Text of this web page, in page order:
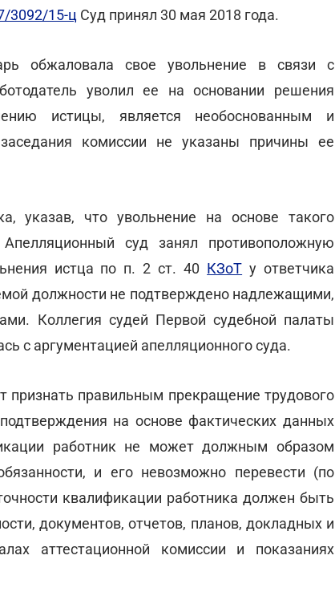
3092/15-ц Суд принял 30 мая 2018 года.
обжаловала свое увольнение в связи с
уволил ее на основании решения
истицы, является необоснованным и
комиссии не указаны причины ее
указав, что увольнение на основе такого
суд занял противоположную
истца по п. 2 ст. 40 КЗоТ у ответчика
должности не подтверждено надлежащими,
Коллегия судей Первой судебной палаты
с аргументацией апелляционного суда.
правильным прекращение трудового
на основе фактических данных
работник не может должным образом
и его невозможно перевести (по
квалификации работника должен быть
документов, отчетов, планов, докладных и
аттестационной комиссии и показаниях